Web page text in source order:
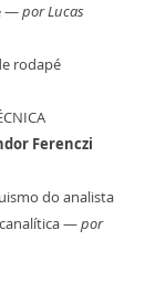
—por Lucas
rodapé
Ferenczi
do analista
—por